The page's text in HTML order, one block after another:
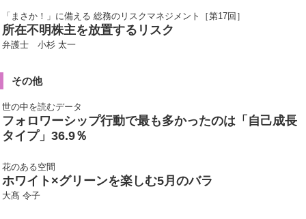
「まさか！」に備える 総務のリスクマネジメント［第17回］
所在不明株主を放置するリスク
弁護士 小杉 太一
その他
世の中を読むデータ
フォロワーシップ行動で最も多かったのは「自己成長
タイプ」36.9％
花のある空間
ホワイト×グリーンを楽しむ5月のバラ
大髙 令子